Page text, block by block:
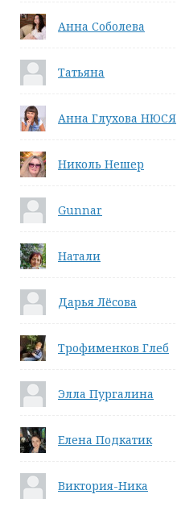
Анна Соболева
Татьяна
Анна Глухова НЮСЯ
Николь Нешер
Gunnar
Натали
Дарья Лёсова
Трофименков Глеб
Элла Пургалина
Елена Подкатик
Виктория-Ника